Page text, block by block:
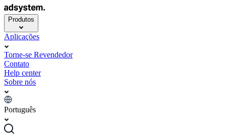
Produtos
Aplicações
Torne-se Revendedor
Contato
Help center
Sobre nós
Português